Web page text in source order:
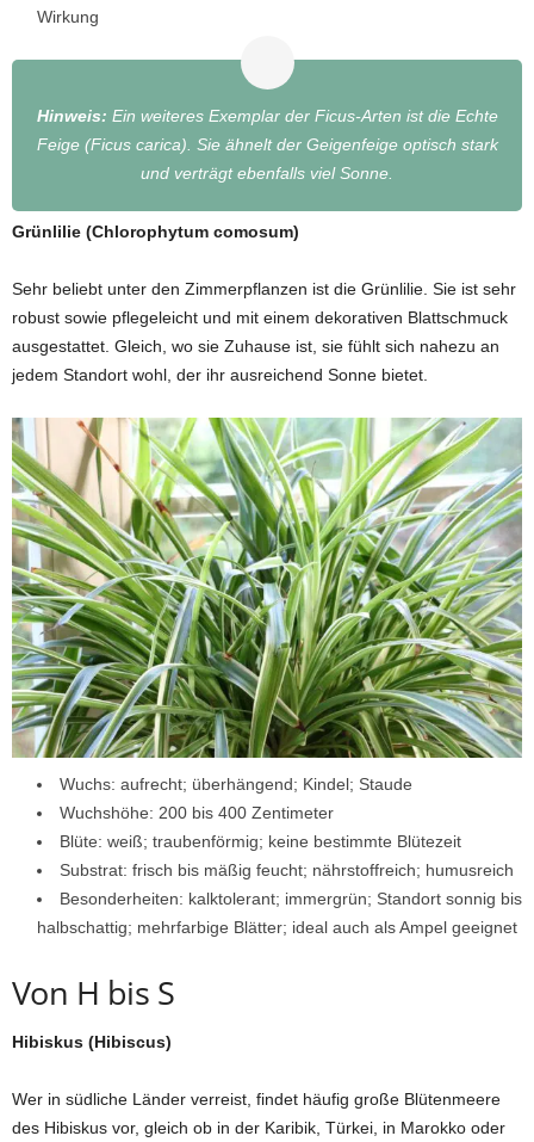
Wirkung
Hinweis: Ein weiteres Exemplar der Ficus-Arten ist die Echte
Feige (Ficus carica). Sie ähnelt der Geigenfeige optisch stark
und verträgt ebenfalls viel Sonne.
Grünlilie (Chlorophytum comosum)
Sehr beliebt unter den Zimmerpflanzen ist die Grünlilie. Sie ist sehr
robust sowie pflegeleicht und mit einem dekorativen Blattschmuck
ausgestattet. Gleich, wo sie Zuhause ist, sie fühlt sich nahezu an
jedem Standort wohl, der ihr ausreichend Sonne bietet.
Wuchs: aufrecht; überhängend; Kindel; Staude
Wuchshöhe: 200 bis 400 Zentimeter
Blüte: weiß; traubenförmig; keine bestimmte Blütezeit
Substrat: frisch bis mäßig feucht; nährstoffreich; humusreich
Besonderheiten: kalktolerant; immergrün; Standort sonnig bis
halbschattig; mehrfarbige Blätter; ideal auch als Ampel geeignet
Von H bis S
Hibiskus (Hibiscus)
Wer in südliche Länder verreist, findet häufig große Blütenmeere
des Hibiskus vor, gleich ob in der Karibik, Türkei, in Marokko oder